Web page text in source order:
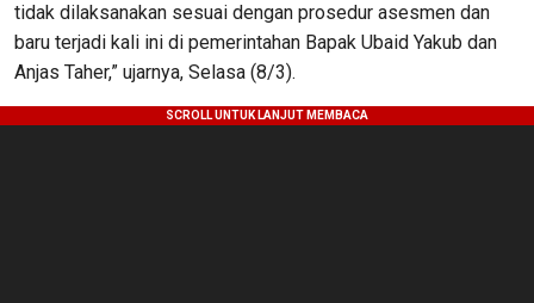
tidak dilaksanakan sesuai dengan prosedur asesmen dan
baru terjadi kali ini di pemerintahan Bapak Ubaid Yakub dan
Anjas Taher,” ujarnya, Selasa (8/3).